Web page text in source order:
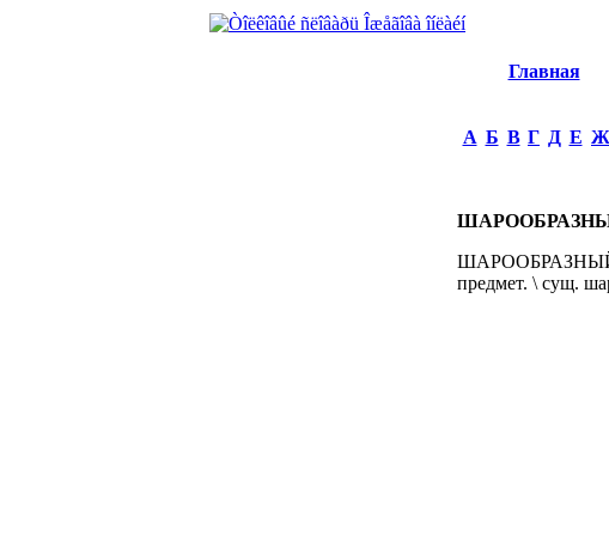
Главная
А Б В Г Д Е Ж
ШАРООБРАЗНЫЙ,
предмет. \ сущ.